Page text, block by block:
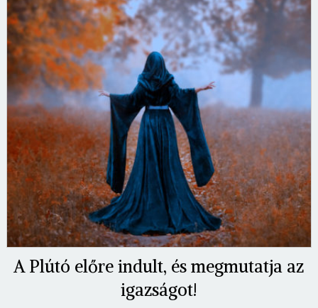
A Plútó előre indult, és megmutatja az
igazságot!